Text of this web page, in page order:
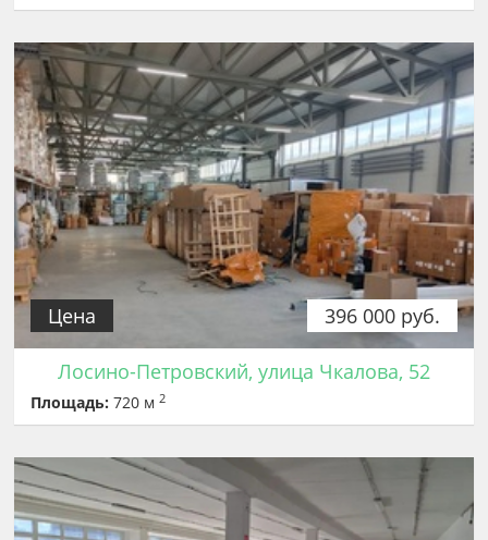
396 000 руб.
Цена
Лосино-Петровский, улица Чкалова, 52
Площадь: 720 м2